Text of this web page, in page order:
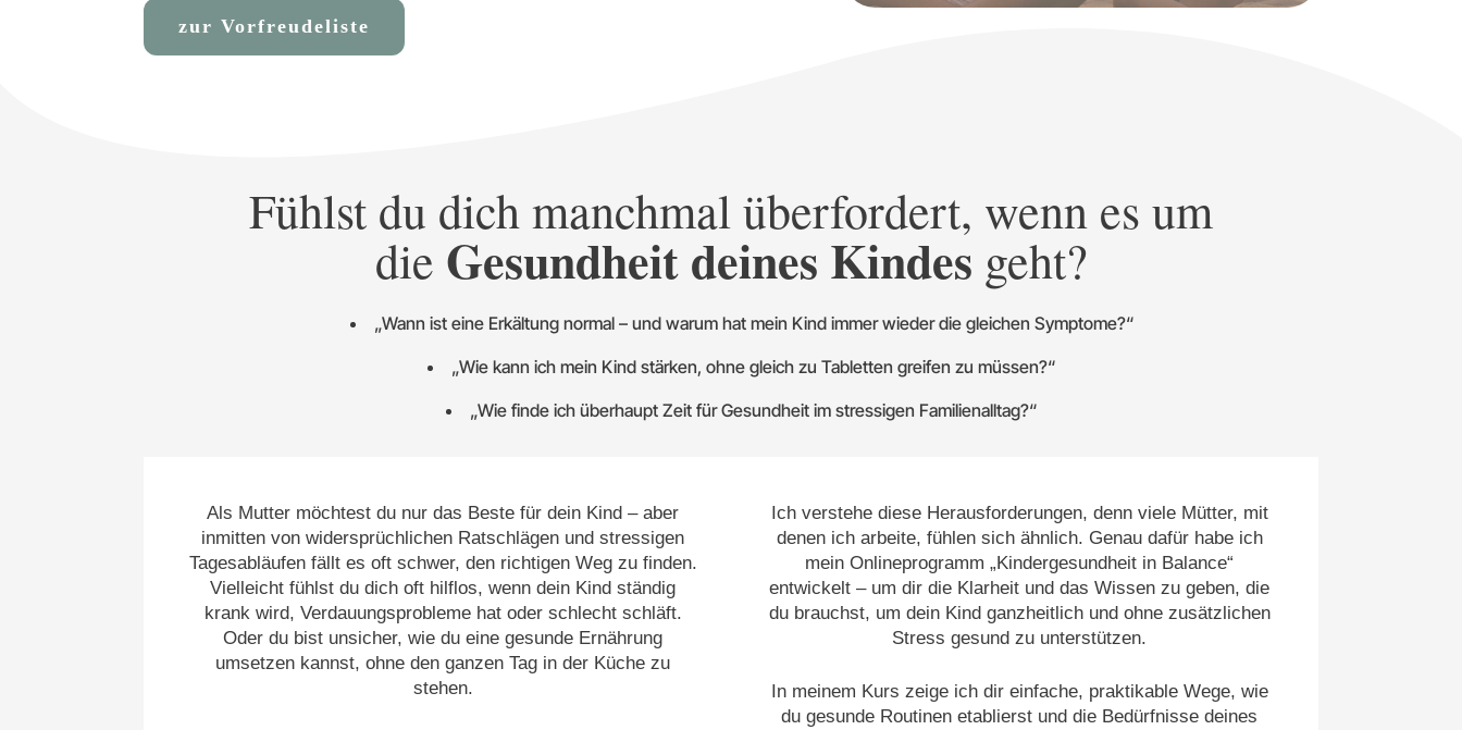
zur Vorfreudeliste
Fühlst du dich manchmal überfordert, wenn es um
die Gesundheit deines Kindes geht?
„Wann ist eine Erkältung normal – und warum hat mein Kind immer wieder die gleichen Symptome?“
„Wie kann ich mein Kind stärken, ohne gleich zu Tabletten greifen zu müssen?“
„Wie finde ich überhaupt Zeit für Gesundheit im stressigen Familienalltag?“
Als Mutter möchtest du nur das Beste für dein Kind – aber
inmitten von widersprüchlichen Ratschlägen und stressigen
Tagesabläufen fällt es oft schwer, den richtigen Weg zu finden.
Vielleicht fühlst du dich oft hilflos, wenn dein Kind ständig
krank wird, Verdauungsprobleme hat oder schlecht schläft.
Oder du bist unsicher, wie du eine gesunde Ernährung
umsetzen kannst, ohne den ganzen Tag in der Küche zu
stehen.
Ich verstehe diese Herausforderungen, denn viele Mütter, mit
denen ich arbeite, fühlen sich ähnlich. Genau dafür habe ich
mein Onlineprogramm „Kindergesundheit in Balance“
entwickelt – um dir die Klarheit und das Wissen zu geben, die
du brauchst, um dein Kind ganzheitlich und ohne zusätzlichen
Stress gesund zu unterstützen.
In meinem Kurs zeige ich dir einfache, praktikable Wege, wie
du gesunde Routinen etablierst und die Bedürfnisse deines